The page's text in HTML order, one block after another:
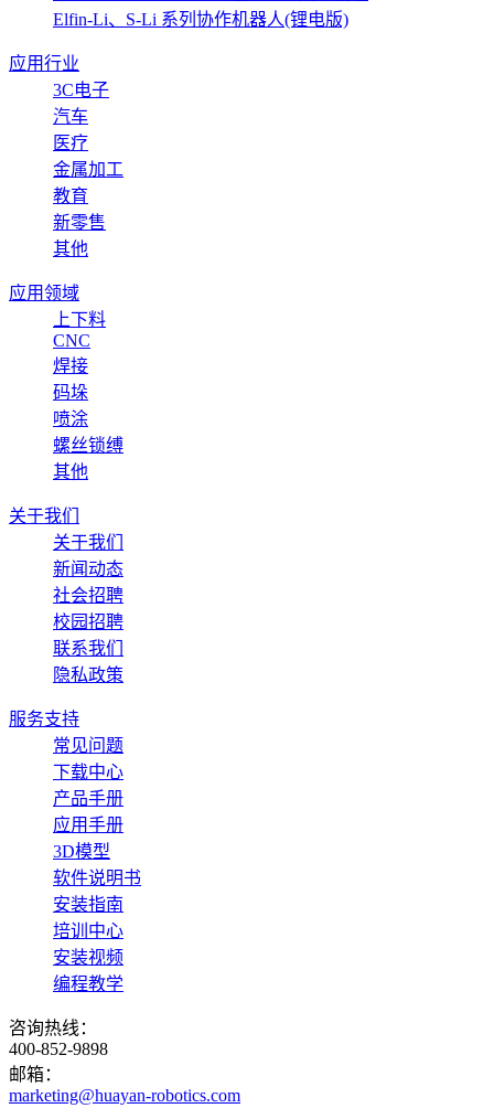
Elfin-Li、S-Li 系列协作机器人(锂电版)
应用行业
3C电子
汽车
医疗
金属加工
教育
新零售
其他
应用领域
上下料
CNC
焊接
码垛
喷涂
螺丝锁缚
其他
关于我们
关于我们
新闻动态
社会招聘
校园招聘
联系我们
隐私政策
服务支持
常见问题
下载中心
产品手册
应用手册
3D模型
软件说明书
安装指南
培训中心
安装视频
编程教学
咨询热线：
400-852-9898
邮箱：
marketing@huayan-robotics.com